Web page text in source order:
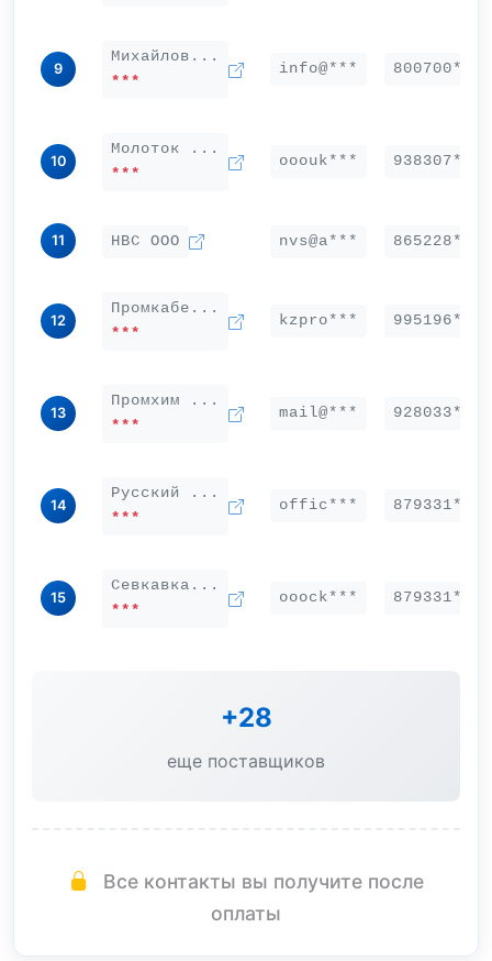
9
Михайлов...
***
info@*** 800700***
10
Молоток ...
***
ooouk*** 938307***
11 НВС ООО nvs@a*** 865228***
12
Промкабе...
***
kzpro*** 995196***
13
Промхим ...
***
mail@*** 928033***
14
Русский ...
***
offic*** 879331***
15
Севкавка...
***
ooock*** 879331***
+28
еще поставщиков
Все контакты вы получите после
оплаты